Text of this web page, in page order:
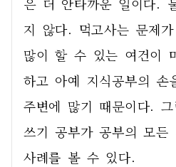
지 않다. 먹고사는 문제
많이 할 수 있는 여건이
하고 아예 지식공부의 손
주변에 많기 때문이다.
쓰기 공부가 공부의 모든
사례를 볼 수 있다.